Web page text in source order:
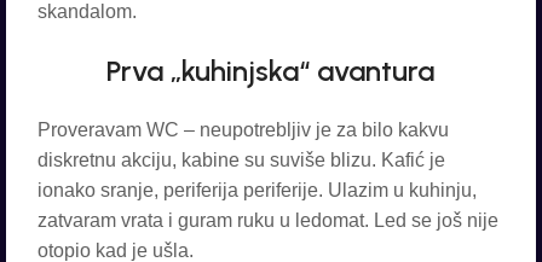
skandalom.
Prva „kuhinjska“ avantura
Proveravam WC – neupotrebljiv je za bilo kakvu
diskretnu akciju, kabine su suviše blizu. Kafić je
ionako sranje, periferija periferije. Ulazim u kuhinju,
zatvaram vrata i guram ruku u ledomat. Led se još nije
otopio kad je ušla.